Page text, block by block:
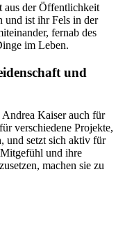
aus der Öffentlichkeit
und ist ihr Fels in der
fernab des
im Leben.
und
Kaiser auch für
verschiedene Projekte,
und setzt sich aktiv für
und ihre
machen sie zu